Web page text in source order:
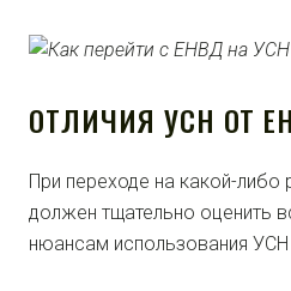
ОТЛИЧИЯ УСН ОТ
При переходе на какой-либо
должен тщательно оценить
нюансам использования